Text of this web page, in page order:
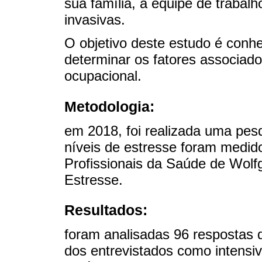
invasivas.
O objetivo deste estudo é
determinar os fatores
ocupacional.
Metodologia:
em 2018, foi realizada uma
níveis de estresse foram
Profissionais da Saúde de
Estresse.
Resultados:
foram analisadas 96 respostas
dos entrevistados como